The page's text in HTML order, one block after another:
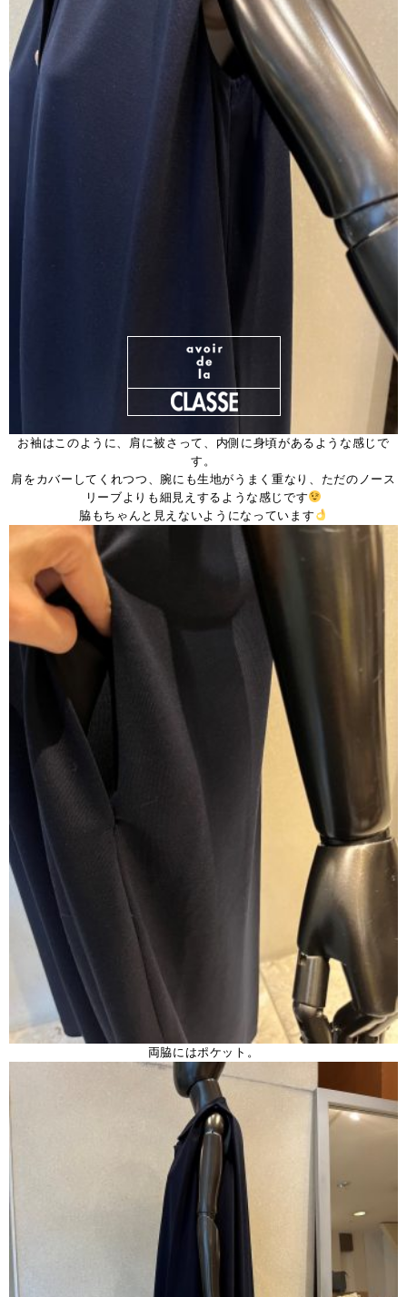
お袖はこのように、肩に被さって、内側に身頃があるような感じで
す。
肩をカバーしてくれつつ、腕にも生地がうまく重なり、ただのノース
リーブよりも細見えするような感じです
脇もちゃんと見えないようになっています
両脇にはポケット。